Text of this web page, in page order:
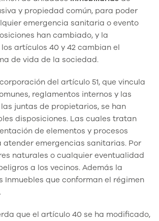
y propiedad común, para poder
emergencia sanitaria o evento
han cambiado, y la
artículos 40 y 42 cambian el
de vida de la sociedad.
del artículo 51, que vincula
reglamentos internos y las
juntas de propietarios, se han
disposiciones. Las cuales tratan
de elementos y procesos
emergencias sanitarias. Por
naturales o cualquier eventualidad
a los vecinos. Además la
Inmuebles que conforman el régimen
que el artículo 40 se ha modificado,